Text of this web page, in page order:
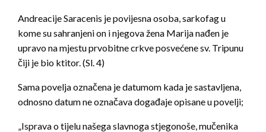
Andreacije Saracenis je povijesna osoba, sarkofag u
kome su sahranjeni on i njegova žena Marija nađen je
upravo na mjestu prvobitne crkve posvećene sv. Tripunu
čiji je bio ktitor. (Sl. 4)
Sama povelja označena je datumom kada je sastavljena,
odnosno datum ne označava događaje opisane u povelji;
„Isprava o tijelu našega slavnoga stjegonoše, mučenika